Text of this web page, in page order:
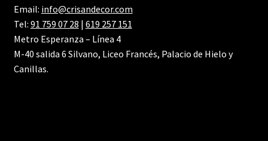
Email: info@crisandecor.com
Tel: 91 759 07 28 | 619 257 151
Metro Esperanza – Línea 4
M-40 salida 6 Silvano, Liceo Francés, Palacio de Hielo y
Canillas.